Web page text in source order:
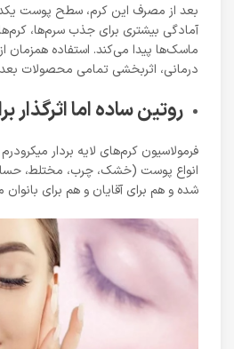
بعد از مصرف این کرم، سطح پوست
آمادگی بیشتری برای جذب سرم‌ها،
ماسک‌ها پیدا می‌کند. استفاده همزمان
درمانی، اثربخشی تمامی محصولات
روتین ساده اما اثرگذار
فرمولاسیون کرم‌های لایه بردار
انواع پوست (خشک، چرب، مختلط،
شده و هم برای آقایان و هم برای